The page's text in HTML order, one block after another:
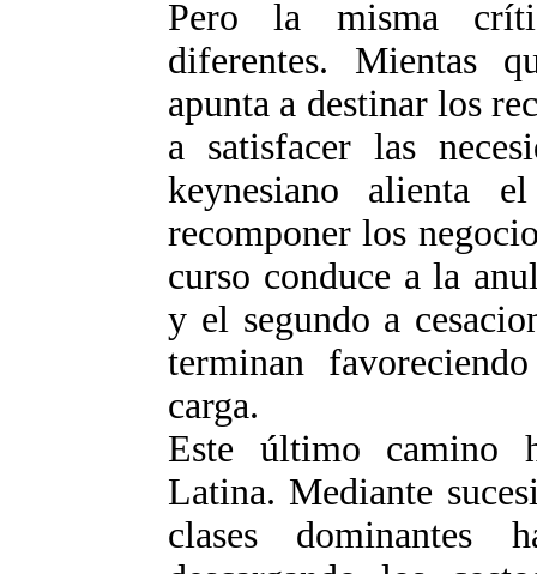
Pero la misma
diferentes. Mientas
apunta a destinar los
a satisfacer las
keynesiano alienta
recomponer los
curso conduce a la
y el segundo a
terminan
carga.
Este último camino
Latina. Mediante
clases dominantes